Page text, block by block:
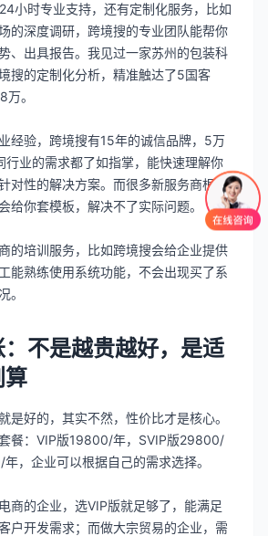
小时专业支持，还有定制化服务，比如
的深度调研，跨境搜的专业团队能帮你
、出具报告。我见过一家苏州的包装科
搜的定制化分析，精准触达了5国客
。
经验，跨境搜有15年的诚信品牌，5万
行业的需求都了如指掌，能快速理解你
对性的解决方案。而很多新服务商根本
给你套模板，解决不了实际问题。
的培训服务，比如跨境搜会给企业提供
能熟练使用系统功能，不会出现买了系
。
不是越贵越好，是适
算
是好的，其实不然，性价比才是核心。
餐：VIP版19800/年，SVIP版29800/
，企业可以根据自己的需求选择。
商的企业，选VIP版就足够了，能满足
户开发需求；而做大宗贸易的企业，需